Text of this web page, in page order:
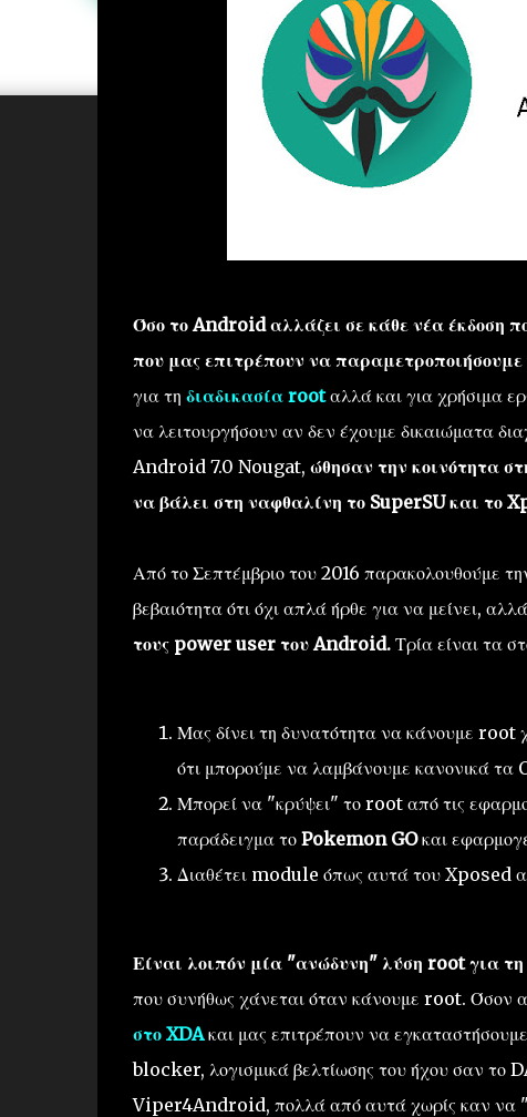
Όσο το Android αλλάζει σε κάθε νέα έκδοση
που μας επιτρέπουν να παραμετροποιήσουμε
για τη διαδικασία rootαλλά και για χρήσιμα
να λειτουργήσουν αν δεν έχουμε δικαιώματα
Android 7.0 Nougat, ώθησαν την κοινότητα
να βάλει στη ναφθαλίνη το SuperSU και το
Από το Σεπτέμβριο του 2016 παρακολουθούμε
βεβαιότητα ότι όχι απλά ήρθε για να μείνει, αλλά
τους power user του Android.Τρία είναι τα
Μας δίνει τη δυνατότητα να κάνουμε
ότι μπορούμε να λαμβάνουμε κανονικά
Μπορεί να "κρύψει" το root από τις
παράδειγμα το Pokemon GOκαι
Διαθέτει module όπως αυτά του Xposed
Είναι λοιπόν μία "ανώδυνη" λύση root για τη
που συνήθως χάνεται όταν κάνουμε root. Όσον
στο XDAκαι μας επιτρέπουν να
blocker, λογισμικά βελτίωσης του ήχου σαν το
Viper4Android, πολλά από αυτά χωρίς καν